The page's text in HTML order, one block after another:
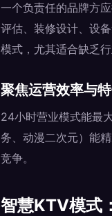
一个负责任的品牌方
评估、装修设计、设
模式，尤其适合缺乏行
聚焦运营效率与
24小时营业模式能最
务、动漫二次元）能
竞争。
智慧KTV模式